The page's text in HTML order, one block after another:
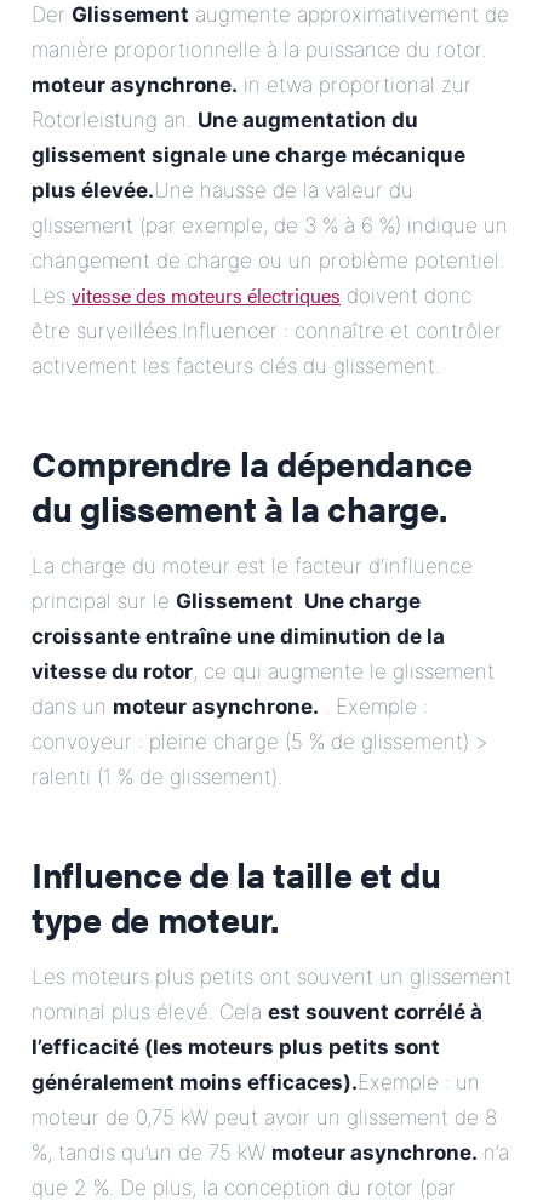
Der Glissement augmente approximativement de
manière proportionnelle à la puissance du rotor.
moteur asynchrone. in etwa proportional zur
Rotorleistung an. Une augmentation du
glissement signale une charge mécanique
plus élevée.Une hausse de la valeur du
glissement (par exemple, de 3 % à 6 %) indique un
changement de charge ou un problème potentiel.
Les vitesse des moteurs électriques doivent donc
être surveillées.Influencer : connaître et contrôler
activement les facteurs clés du glissement.
Comprendre la dépendance
du glissement à la charge.
La charge du moteur est le facteur d’influence
principal sur le Glissement. Une charge
croissante entraîne une diminution de la
vitesse du rotor, ce qui augmente le glissement
dans un moteur asynchrone. . Exemple :
convoyeur : pleine charge (5 % de glissement) >
ralenti (1 % de glissement).
Influence de la taille et du
type de moteur.
Les moteurs plus petits ont souvent un glissement
nominal plus élevé. Cela est souvent corrélé à
l’efficacité (les moteurs plus petits sont
généralement moins efficaces).Exemple : un
moteur de 0,75 kW peut avoir un glissement de 8
%, tandis qu’un de 75 kW moteur asynchrone. n’a
que 2 %. De plus, la conception du rotor (par